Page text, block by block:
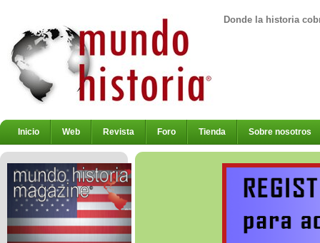
Donde la historia
Inicio Web Revista Foro Tienda Sobre nosotros